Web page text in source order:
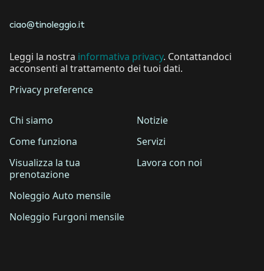
ciao@tinoleggio.it
Leggi la nostra informativa privacy. Contattandoci
acconsenti al trattamento dei tuoi dati.
Privacy preference
Chi siamo
Come funziona
Visualizza la tua
prenotazione
Noleggio Auto mensile
Noleggio Furgoni mensile
Notizie
Servizi
Lavora con noi